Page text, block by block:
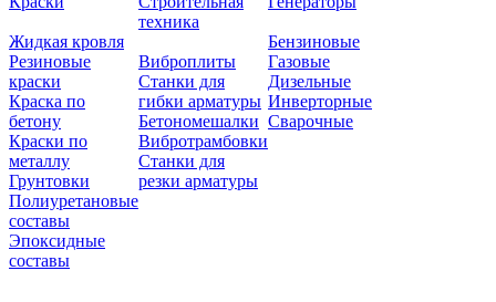
Жидкая кровля
Резиновые
краски
Краска по
бетону
Краски по
металлу
Грунтовки
Полиуретановые
составы
Эпоксидные
составы
техника
Виброплиты
Станки для
гибки арматуры
Бетономешалки
Вибротрамбовки
Станки для
резки арматуры
Бензиновые
Газовые
Дизельные
Инверторные
Сварочные